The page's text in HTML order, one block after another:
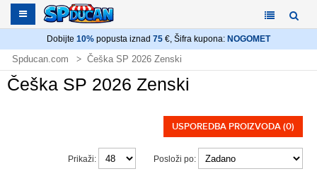
Dobijte 10% popusta iznad 75 €, Šifra kupona: NOGOMET
Spducan.com Češka SP 2026 Zenski
Češka SP 2026 Zenski
USPOREDBA PROIZVODA (0)
Posloži po:
Prikaži: